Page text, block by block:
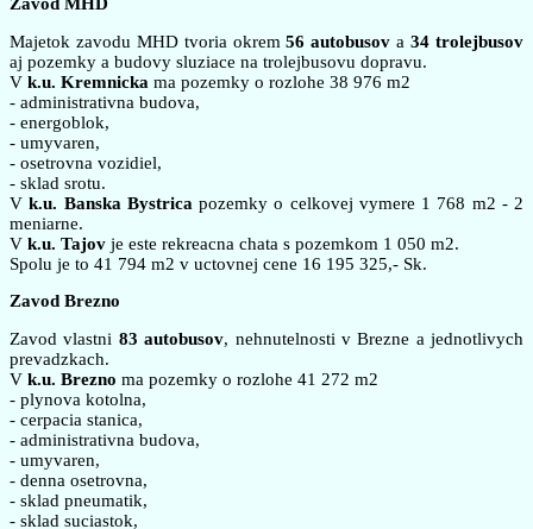
Majetok zavodu MHD tvoria okrem56 autobusov a34 trolejbusov
aj pozemky a budovy sluziace na trolejbusovu dopravu.
V k.u. Kremnicka ma pozemky o rozlohe 38 976 m2
- administrativna budova,
- energoblok,
- umyvaren,
- osetrovna vozidiel,
- sklad srotu.
Vk.u. Banska Bystrica pozemky o celkovej vymere 1 768 m2 - 2
meniarne.
V k.u. Tajov je este rekreacna chata s pozemkom 1 050 m2.
Spolu je to 41 794 m2 v uctovnej cene 16 195 325,- Sk.
Zavod Brezno
Zavod vlastni 83 autobusov, nehnutelnosti v Brezne a jednotlivych
prevadzkach.
V k.u. Brezno ma pozemky o rozlohe 41 272 m2
- plynova kotolna,
- cerpacia stanica,
- administrativna budova,
- umyvaren,
- denna osetrovna,
- sklad pneumatik,
- sklad suciastok,